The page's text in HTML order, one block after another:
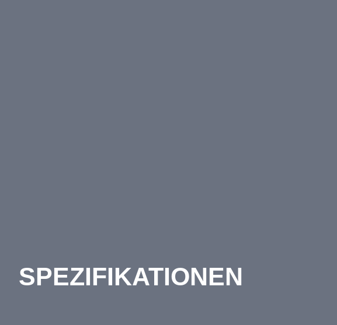
SPEZIFIKATIONEN